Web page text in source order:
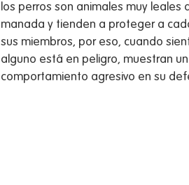
los perros son animales muy leales
manada y tienden a proteger a
sus miembros, por eso, cuando
alguno está en peligro, muestran un
comportamiento agresivo en su